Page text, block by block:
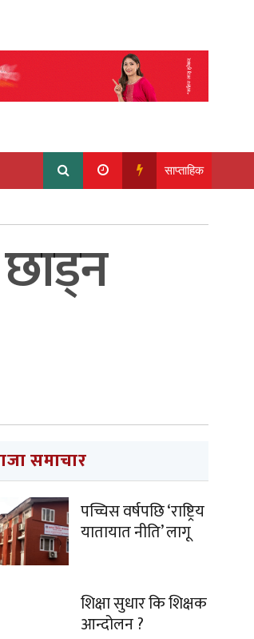
साप्ताहिक
समाचार
पच्चिस वर्षपछि ‘राष्ट्रिय
यातायात नीति’ लागू
शिक्षा सुधार कि शिक्षक
आन्दोलन ?